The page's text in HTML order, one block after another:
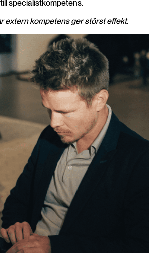
specialistkompetens.
extern kompetens ger störst effekt.